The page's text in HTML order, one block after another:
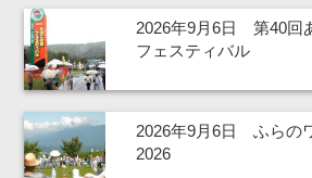
2026年9月6日 第40回
フェスティバル
2026年9月6日 ふらの
2026